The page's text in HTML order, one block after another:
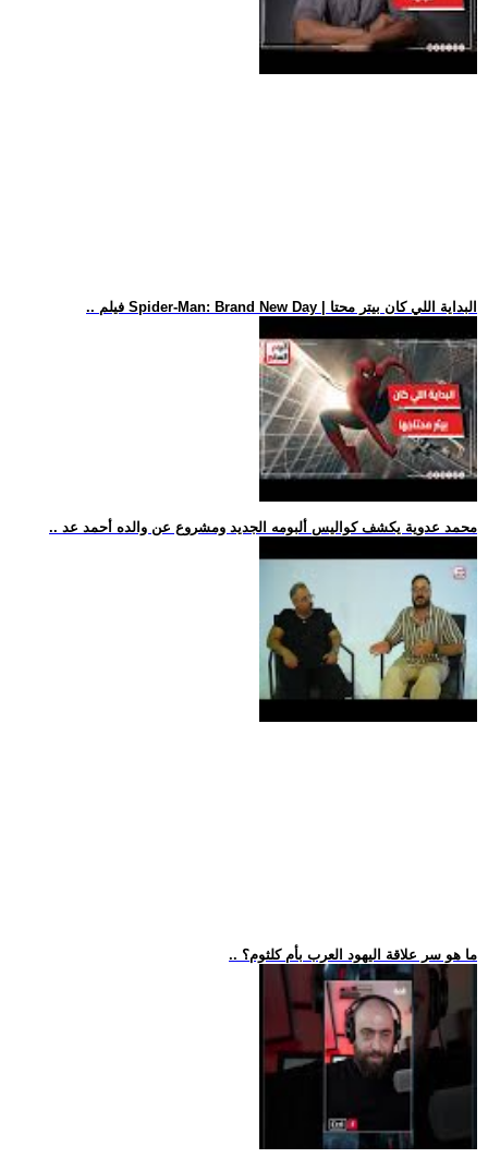
.. فيلم Spider-Man: Brand New Day | البداية اللي كان بيتر محتا
.. محمد عدوية يكشف كواليس ألبومه الجديد ومشروع عن والده أحمد عد
.. ما هو سر علاقة اليهود العرب بأم كلثوم؟